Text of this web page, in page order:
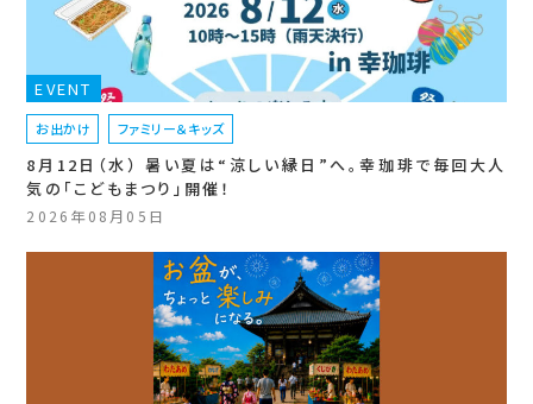
EVENT
お出かけ ファミリー＆キッズ
8月12日（水） 暑い夏は“涼しい縁日”へ。幸珈琲で毎回大人
気の「こどもまつり」開催！
2026年08月05日